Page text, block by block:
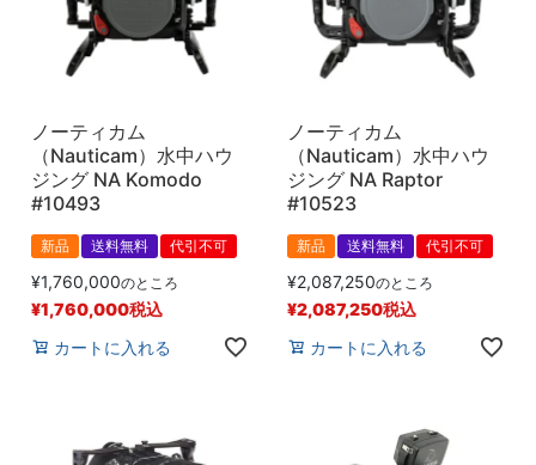
ノーティカム
（Nauticam）水中ハウ
ジング NA Komodo
#10493
新品 送料無料 代引不可
¥1,760,000のところ
¥1,760,000税込
カートに入れる
ノーティカム
（Nauticam）水中ハウ
ジング NA Raptor
#10523
新品 送料無料 代引不可
¥2,087,250のところ
¥2,087,250税込
カートに入れる